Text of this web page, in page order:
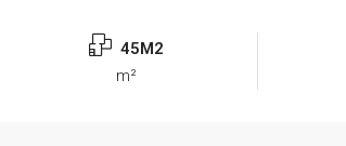
45M2
m²